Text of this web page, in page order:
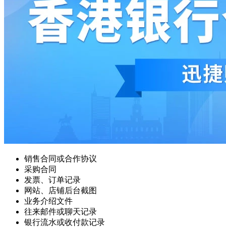
销售合同或合作协议
采购合同
发票、订单记录
网站、店铺后台截图
业务介绍文件
往来邮件或聊天记录
银行流水或收付款记录